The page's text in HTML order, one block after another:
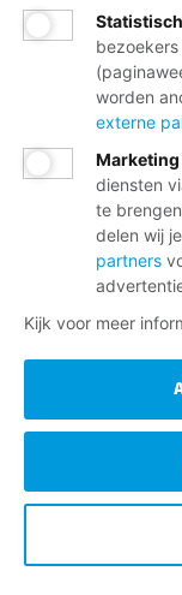
worden
externe
diensten
te
delen wij
partners
Kijk voor meer